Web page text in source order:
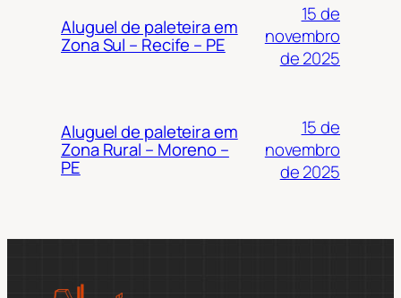
Aluguel de paleteira em
Zona Sul – Recife – PE
15 de
novembro
de 2025
Aluguel de paleteira em
Zona Rural – Moreno –
PE
15 de
novembro
de 2025